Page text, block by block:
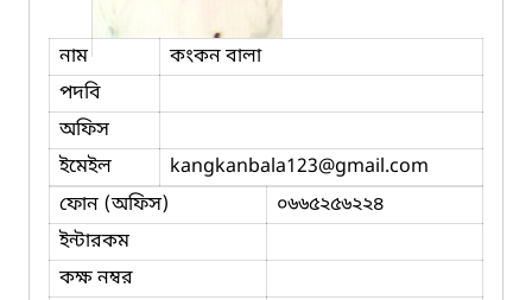
নাম
কংকন বালা
পদবি
অফিস
ইমেইল
kangkanbala123@gmail.com
ফোন (অফিস)
০৬৬৫২৫৬২২৪
ইন্টারকম
কক্ষ নম্বর